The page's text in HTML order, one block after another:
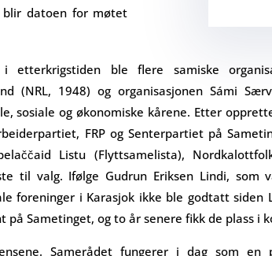
datoen for møtet
etterkrigstiden ble flere samiske
(NRL, 1948) og organisasjonen Sámi
sosiale og økonomiske kårene. Etter
FRP og Senterpartiet på
Listu (Flyttsamelista),
til valg. Ifølge Gudrun Eriksen Lindi,
foreninger i Karasjok ikke ble godtatt siden
Sametinget, og to år senere fikk de plass i
Samerådet fungerer i dag som en